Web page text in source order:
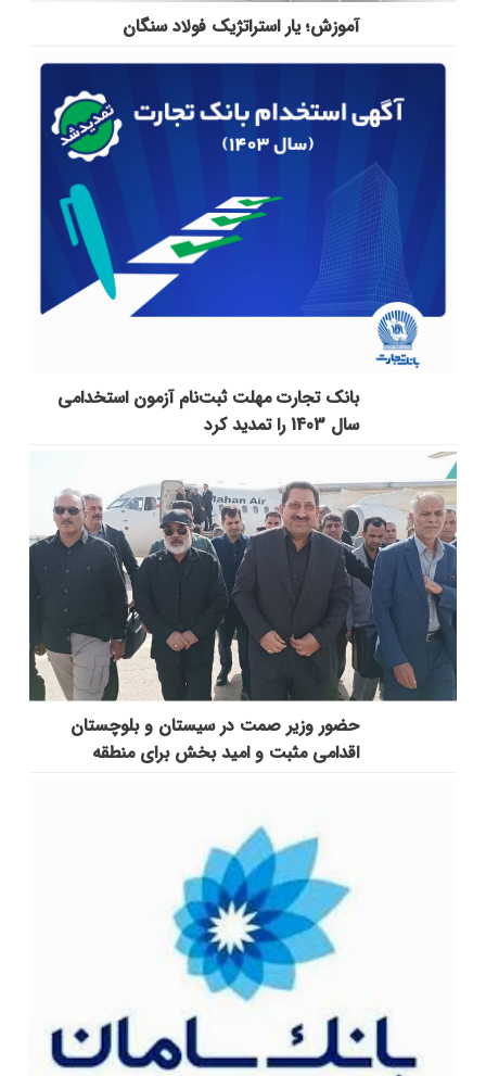
آموزش؛ یار استراتژیک فولاد سنگان
بانک تجارت مهلت ثبت‌نام آزمون استخدامی
سال 1403 را تمدید کرد
حضور وزیر صمت در سیستان و بلوچستان
اقدامی مثبت و امید بخش برای منطقه